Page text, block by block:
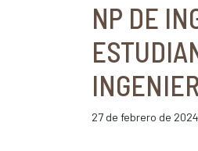
NP DE
27 de febrero de 2024